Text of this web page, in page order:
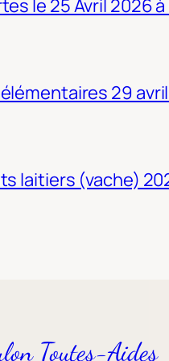
le 25 Avril 2026
29
laitiers (vache)
Toutes-Aides